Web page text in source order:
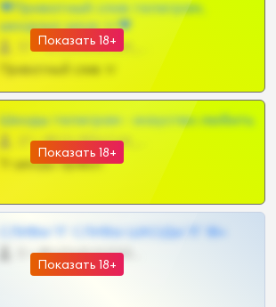
Показать 18+
❤Приватный слив телеграм,
шкодных шкур тг❤
57 •
Показать 18+
Шкоды телеграм - искуство любить
27 •
Тг шкоды приват
Показать 18+
СЛИВЫ ТГ СЛИВЫ ШКОДЫ ТГ 18+
0 •